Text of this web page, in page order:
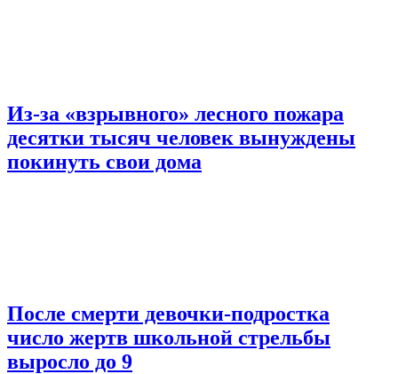
Из-за «взрывного» лесного пожара
десятки тысяч человек вынуждены
покинуть свои дома
После смерти девочки-подростка
число жертв школьной стрельбы
выросло до 9